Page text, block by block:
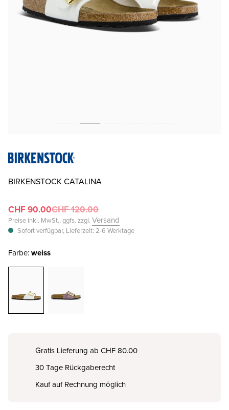
BIRKENSTOCK CATALINA
CHF 90.00CHF 120.00
Preise inkl. MwSt., ggfs. zzgl. Versand
Sofort verfügbar, Lieferzeit: 2-6 Werktage
Farbe:weiss
Gratis Lieferung ab CHF 80.00
30 Tage Rückgaberecht
Kauf auf Rechnung möglich